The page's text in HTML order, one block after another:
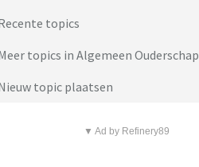
topics
topics in Algemeen Ouderschap
topic plaatsen
▼ Ad by Refinery89